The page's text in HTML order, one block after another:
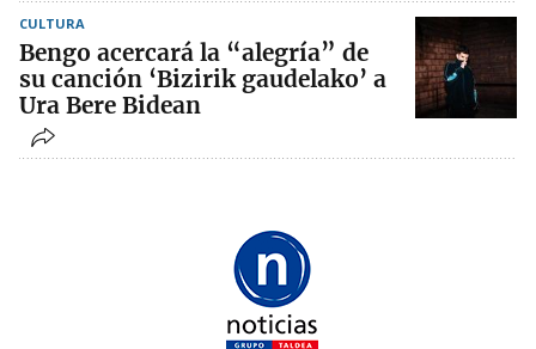
CULTURA
Bengo acercará la “alegría” de
su canción ‘Bizirik gaudelako’ a
Ura Bere Bidean